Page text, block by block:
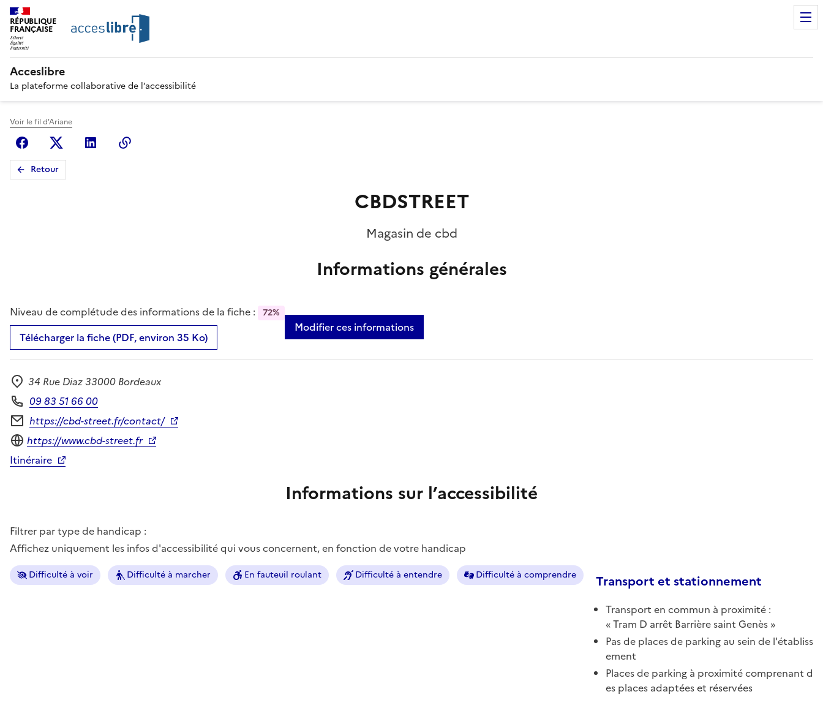
RÉPUBLIQUE
FRANÇAISE
Acceslibre
La plateforme collaborative de l’accessibilité
Voir le fil d'Ariane
FacebookX (anciennement Twitter)
Linkedin
Retour
CBDSTREET
Magasin de cbd
Informations générales
Niveau de complétude des informations de la fiche : 72%
Télécharger la fiche (PDF, environ 35 Ko)
Modifier ces informations
Adresse
34 Rue Diaz 33000 Bordeaux
Téléphone
09 83 51 66 00
Formulaire de contact
https://cbd-street.fr/contact/
Site internet
https://www.cbd-street.fr
Itinéraire
Informations sur l’accessibilité
Filtrer par type de handicap :
Affichez uniquement les infos d'accessibilité qui vous concernent, en fonction de votre handicap
Difficulté à voir Difficulté à marcher En fauteuil roulant Difficulté à entendre Difficulté à comprendre Transport et stationnement
Transport en commun à proximité :
Tram D arrêt Barrière saint Genès
Pas de places de parking au sein de l'établiss
ement
Places de parking à proximité comprenant d
es places adaptées et réservées